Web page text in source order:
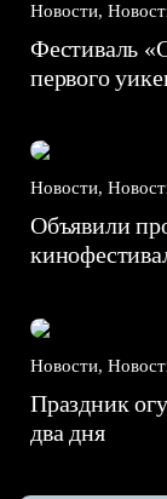
Новости,
Фестиваль
первого
Новости,
Объявили
Новости,
Праздник
два дня